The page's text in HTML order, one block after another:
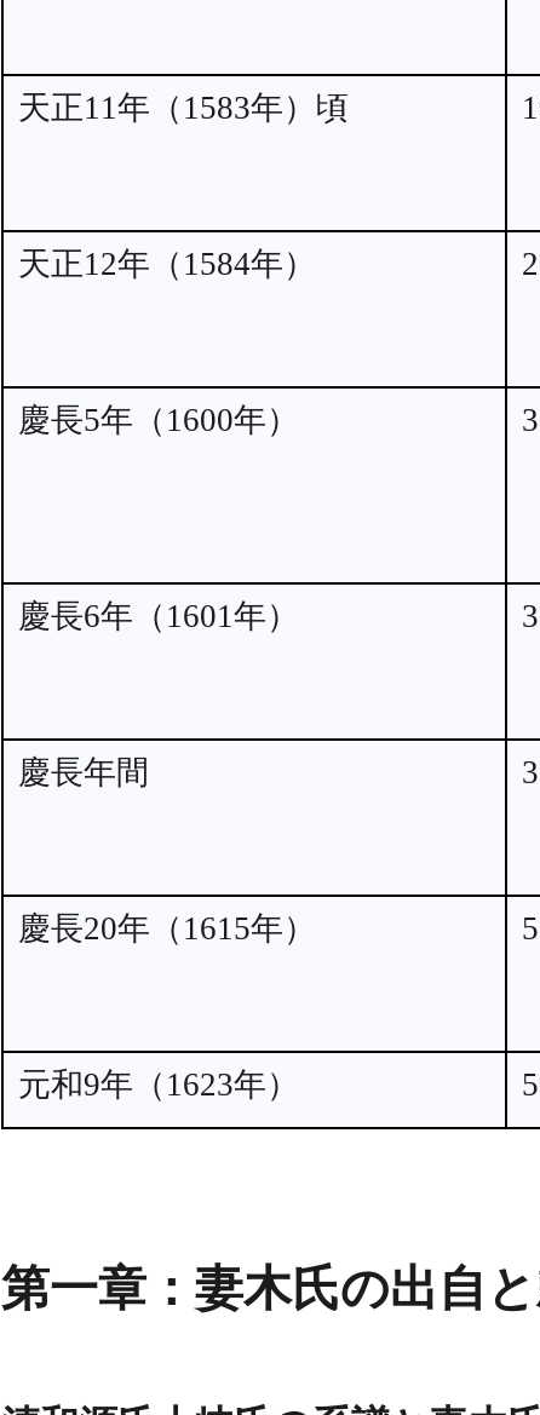
天正11年（1583年）頃
天正12年（1584年）
慶長5年（1600年）
慶長6年（1601年）
慶長年間
慶長20年（1615年）
元和9年（1623年）
第一章：妻木氏の出自